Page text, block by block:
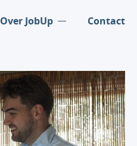
Over JobUp Contact